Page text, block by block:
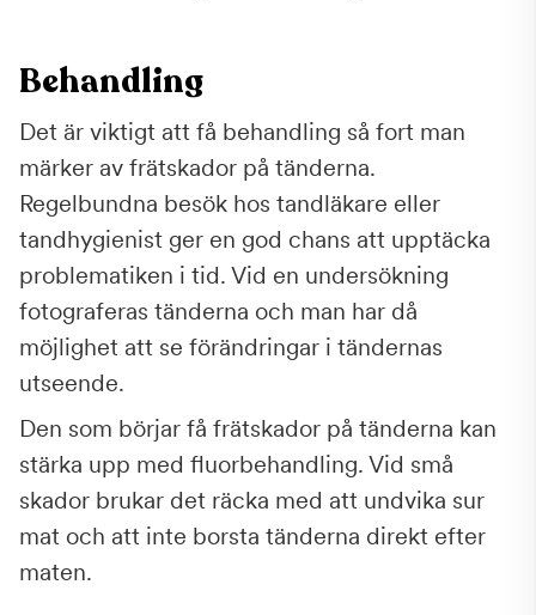
Behandling
Det är viktigt att få behandling så fort man
märker av frätskador på tänderna.
Regelbundna besök hos tandläkare eller
tandhygienist ger en god chans att upptäcka
problematiken i tid. Vid en undersökning
fotograferas tänderna och man har då
möjlighet att se förändringar i tändernas
utseende.
Den som börjar få frätskador på tänderna kan
stärka upp med fluorbehandling. Vid små
skador brukar det räcka med att undvika sur
mat och att inte borsta tänderna direkt efter
maten.